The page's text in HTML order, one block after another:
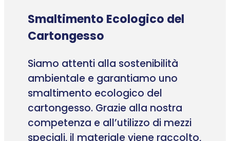
Smaltimento Ecologico del
Cartongesso
Siamo attenti alla sostenibilità
ambientale e garantiamo uno
smaltimento ecologico del
cartongesso. Grazie alla nostra
competenza e all’utilizzo di mezzi
speciali, il materiale viene raccolto,